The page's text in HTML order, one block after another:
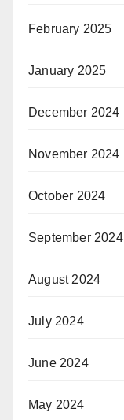
February 2025
January 2025
December 2024
November 2024
October 2024
September 2024
August 2024
July 2024
June 2024
May 2024